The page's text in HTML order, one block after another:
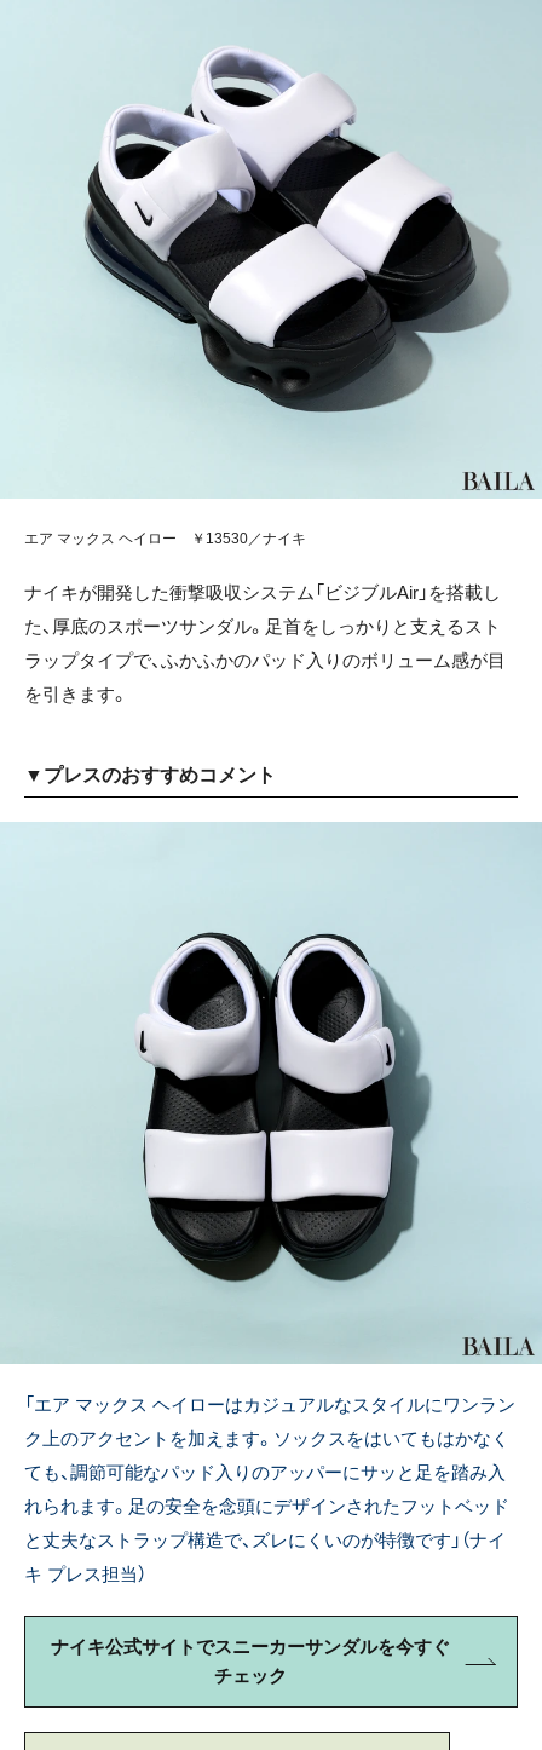
エア マックス ヘイロー ￥13530／ナイキ
ナイキが開発した衝撃吸収システム「ビジブルAir」を搭載し
た、厚底のスポーツサンダル。足首をしっかりと支えるスト
ラップタイプで、ふかふかのパッド入りのボリューム感が目
を引きます。
▼プレスのおすすめコメント
「エア マックス ヘイローはカジュアルなスタイルにワンラン
ク上のアクセントを加えます。ソックスをはいてもはかなく
ても、調節可能なパッド入りのアッパーにサッと足を踏み入
れられます。足の安全を念頭にデザインされたフットベッド
と丈夫なストラップ構造で、ズレにくいのが特徴です」（ナイ
キ プレス担当）
ナイキ公式サイトでスニーカーサンダルを今すぐ
チェック